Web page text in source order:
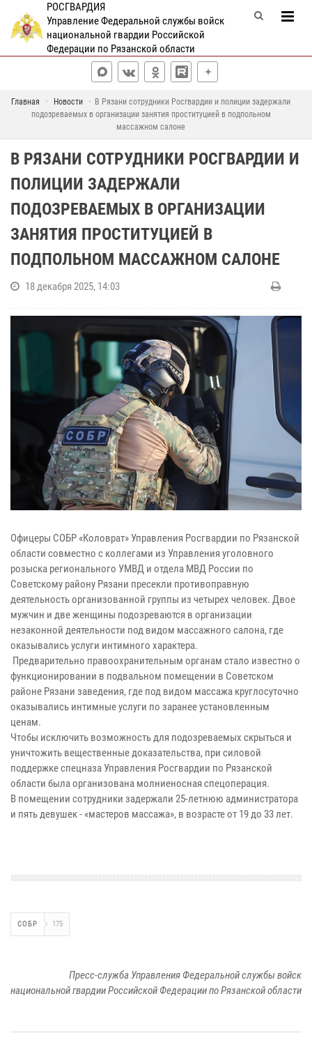
РОСГВАРДИЯ
Управление Федеральной службы войск
национальной гвардии Российской
Федерации по Рязанской области
Главная Новости
В Рязани сотрудники Росгвардии и полиции задержали
подозреваемых в организации занятия проституцией в подпольном
массажном салоне
В РЯЗАНИ СОТРУДНИКИ РОСГВАРДИИ И
ПОЛИЦИИ ЗАДЕРЖАЛИ
ПОДОЗРЕВАЕМЫХ В ОРГАНИЗАЦИИ
ЗАНЯТИЯ ПРОСТИТУЦИЕЙ В
ПОДПОЛЬНОМ МАССАЖНОМ САЛОНЕ
18 декабря 2025, 14:03
Офицеры СОБР «Коловрат» Управления Росгвардии по Рязанской
области совместно с коллегами из Управления уголовного
розыска регионального УМВД и отдела МВД России по
Советскому району Рязани пресекли противоправную
деятельность организованной группы из четырех человек. Двое
мужчин и две женщины подозреваются в организации
незаконной деятельности под видом массажного салона, где
оказывались услуги интимного характера.
Предварительно правоохранительным органам стало известно о
функционировании в подвальном помещении в Советском
районе Рязани заведения, где под видом массажа круглосуточно
оказывались интимные услуги по заранее установленным
ценам.
Чтобы исключить возможность для подозреваемых скрыться и
уничтожить вещественные доказательства, при силовой
поддержке спецназа Управления Росгвардии по Рязанской
области была организована молниеносная спецоперация.
В помещении сотрудники задержали 25-летнюю администратора
и пять девушек - «мастеров массажа», в возрасте от 19 до 33 лет.
СОБР 175
Пресс-служба Управления Федеральной службы войск
национальной гвардии Российской Федерации по Рязанской области